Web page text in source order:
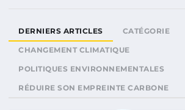
DERNIERS ARTICLES CATÉGORIE
CHANGEMENT CLIMATIQUE
POLITIQUES ENVIRONNEMENTALES
RÉDUIRE SON EMPREINTE CARBONE